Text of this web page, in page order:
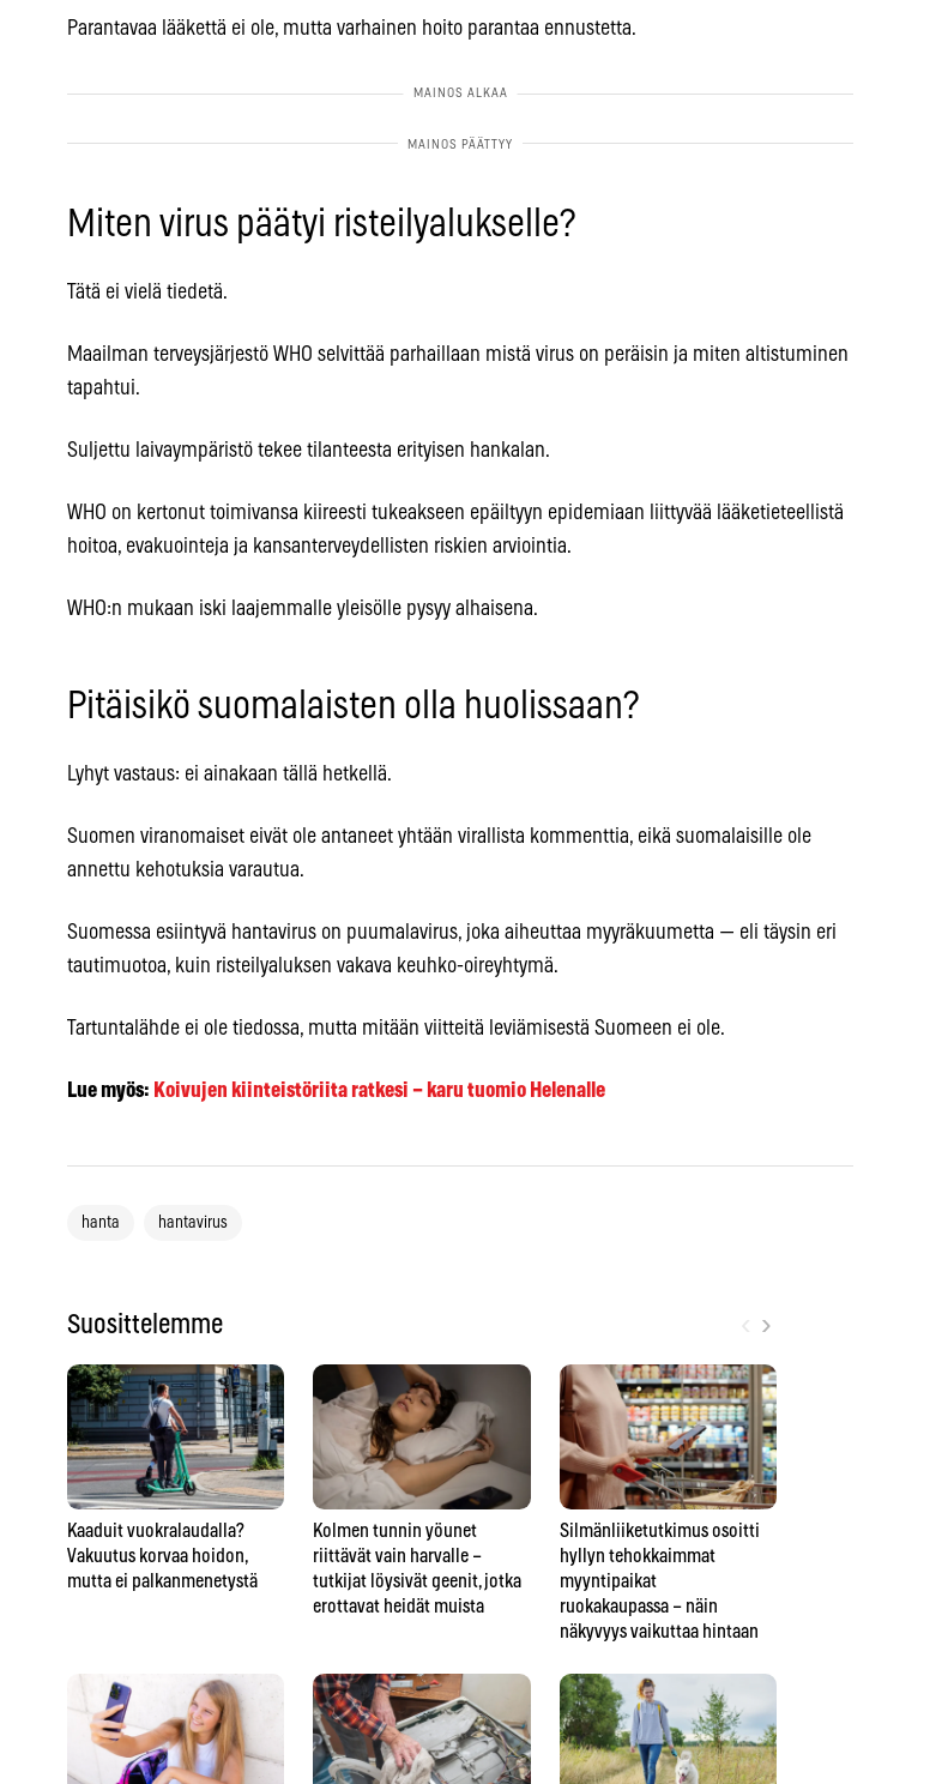
Parantavaa lääkettä ei ole, mutta varhainen hoito parantaa ennustetta.
Miten virus päätyi risteilyalukselle?
Tätä ei vielä tiedetä.
Maailman terveysjärjestö WHO selvittää parhaillaan mistä virus on peräisin ja miten altistuminen
tapahtui.
Suljettu laivaympäristö tekee tilanteesta erityisen hankalan.
WHO on kertonut toimivansa kiireesti tukeakseen epäiltyyn epidemiaan liittyvää lääketieteellistä
hoitoa, evakuointeja ja kansanterveydellisten riskien arviointia.
WHO:n mukaan iski laajemmalle yleisölle pysyy alhaisena.
Pitäisikö suomalaisten olla huolissaan?
Lyhyt vastaus: ei ainakaan tällä hetkellä.
Suomen viranomaiset eivät ole antaneet yhtään virallista kommenttia, eikä suomalaisille ole
annettu kehotuksia varautua.
Suomessa esiintyvä hantavirus on puumalavirus, joka aiheuttaa myyräkuumetta — eli täysin eri
tautimuotoa, kuin risteilyaluksen vakava keuhko-oireyhtymä.
Tartuntalähde ei ole tiedossa, mutta mitään viitteitä leviämisestä Suomeen ei ole.
Lue myös: Koivujen kiinteistöriita ratkesi – karu tuomio Helenalle
hanta hantavirus
Suosittelemme ›
Kaaduit vuokralaudalla?
Vakuutus korvaa hoidon,
mutta ei palkanmenetystä
Kolmen tunnin yöunet
riittävät vain harvalle –
tutkijat löysivät geenit, jotka
erottavat heidät muista
Silmänliiketutkimus osoitti
hyllyn tehokkaimmat
myyntipaikat
ruokakaupassa – näin
näkyvyys vaikuttaa hintaan